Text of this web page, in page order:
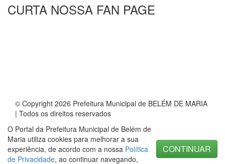
CURTA NOSSA FAN PAGE
© Copyright 2026 Prefeitura Municipal de BELÉM DE MARIA
| Todos os direitos reservados
O Portal da Prefeitura Municipal de Belém de
Maria utiliza cookies para melhorar a sua
experiência, de acordo com a nossa Política
de Privacidade, ao continuar navegando,
CONTINUAR